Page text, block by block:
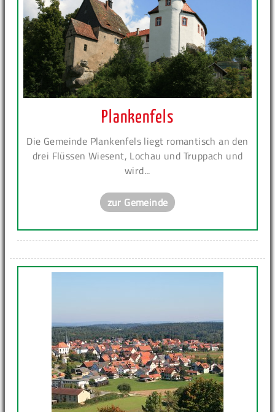
Plankenfels
Die Gemeinde Plankenfels liegt romantisch an den
drei Flüssen Wiesent, Lochau und Truppach und
wird...
zur Gemeinde